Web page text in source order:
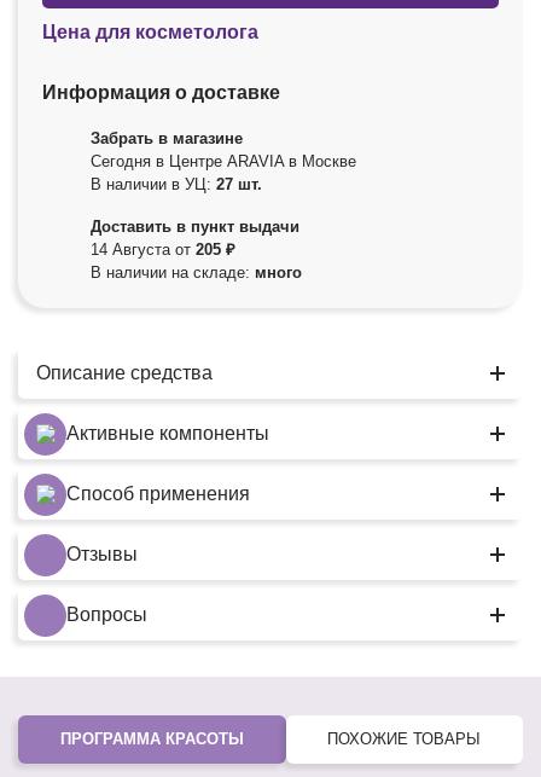
Цена для косметолога
Информация о доставке
Забрать в магазине
Сегодня в Центре ARAVIA в Москве
В наличии в УЦ: 27 шт.
Доставить в пункт выдачи
14 Августа от 205 ₽
В наличии на складе: много
Описание средства
Активные компоненты
Способ применения
Отзывы
Вопросы
ПРОГРАММА КРАСОТЫ ПОХОЖИЕ ТОВАРЫ